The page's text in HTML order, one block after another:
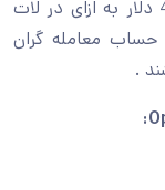
و کمیسیون نیز در آن ها تا 4 دلار به ازای در لات
معامله گران